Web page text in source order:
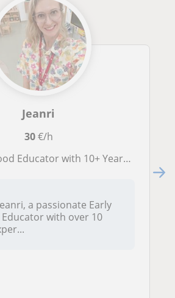
Jeanri
30€/h
with 10+ Years International Experience
a passionate Early
with over 10